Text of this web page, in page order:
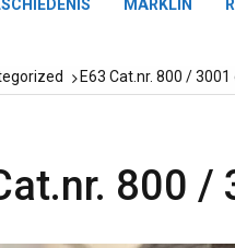
MÄRKLIN
E63 Cat.nr. 800 /
800 /